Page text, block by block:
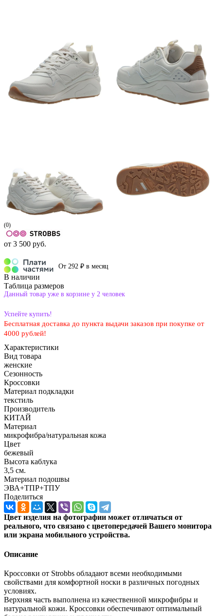
(0)
от 3 500 руб.
От 292 ₽ в месяц
В наличии
Таблица размеров
Данный товар уже в корзине у 2 человек
Успейте купить!
Бесплатная доставка до пункта выдачи заказов при покупке от
4000 рублей!
Характеристики
Вид товара
женские
Сезонность
Кроссовки
Материал подкладки
текстиль
Производитель
КИТАЙ
Материал
микрофибра/натуральная кожа
Цвет
бежевый
Высота каблука
3,5 см.
Материал подошвы
ЭВА+ТПР+ТПУ
Поделиться
Цвет изделия на фотографии может отличаться от
реального, что связано с цветопередачей Вашего монитора
или экрана мобильного устройства.
Описание
Кроссовки от Strobbs обладают всеми необходимыми
свойствами для комфортной носки в различных погодных
условиях.
Верхняя часть выполнена из качественной микрофибры и
натуральной кожи. Кроссовки обеспечивают оптимальный